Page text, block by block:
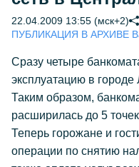
22.04.2009 13:55 (мск+2)
ПУБЛИКАЦИЯ В АРХИВЕ
Сразу четыре
эксплуатацию в
Таким образом,
расширилась до 5
Теперь горожане и
операции по снятию